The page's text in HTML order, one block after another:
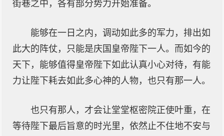
街巷之中，各有部分势力开始准备。
能够在一日之内，调动如此多的军力，排出如
此大的阵仗，只能是庆国皇帝陛下一人。而如今的
天下，能够值得皇帝陛下如此认真小心对待，有能
力让陛下耗去如此多心神的人物，也只有那一人。
也只有那人，才会让堂堂枢密院正使叶重，在
等待陛下最后旨意的时光里，依然止不住地不安与